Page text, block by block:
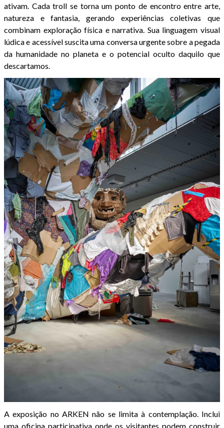
ativam. Cada troll se torna um ponto de encontro entre arte,
natureza e fantasia, gerando experiências coletivas que
combinam exploração física e narrativa. Sua linguagem visual
lúdica e acessível suscita uma conversa urgente sobre a pegada
da humanidade no planeta e o potencial oculto daquilo que
descartamos.
A exposição no ARKEN não se limita à contemplação. Inclui
uma oficina participativa onde os visitantes podem construir